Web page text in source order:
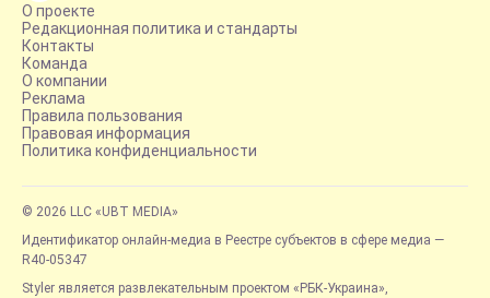
О проекте
Редакционная политика и стандарты
Контакты
Команда
О компании
Реклама
Правила пользования
Правовая информация
Политика конфиденциальности
© 2026 LLC «UBT MEDIA»
Идентификатор онлайн-медиа в Реестре субъектов в сфере медиа —
R40-05347
Styler является развлекательным проектом «РБК-Украина»,